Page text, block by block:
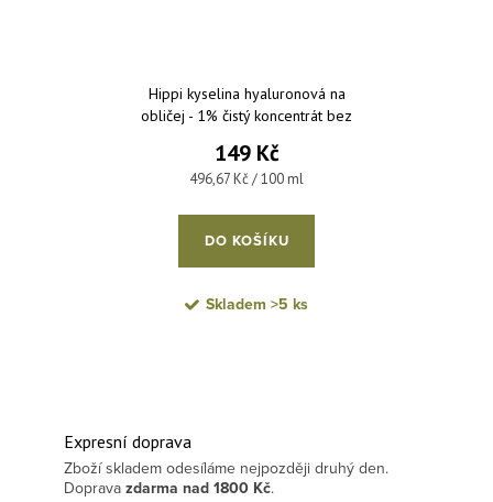
Hippi kyselina hyaluronová na
obličej - 1% čistý koncentrát bez
149 Kč
Měrná cena:
496,67 Kč / 100 ml
DO KOŠÍKU
Skladem >5 ks
Expresní doprava
Zboží skladem odesíláme nejpozději druhý den.
Doprava zdarma nad 1800 Kč.